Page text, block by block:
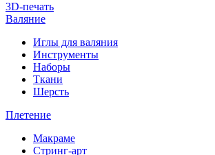
3D-печать
Валяние
Иглы для валяния
Инструменты
Наборы
Ткани
Шерсть
Плетение
Макраме
Стринг-арт